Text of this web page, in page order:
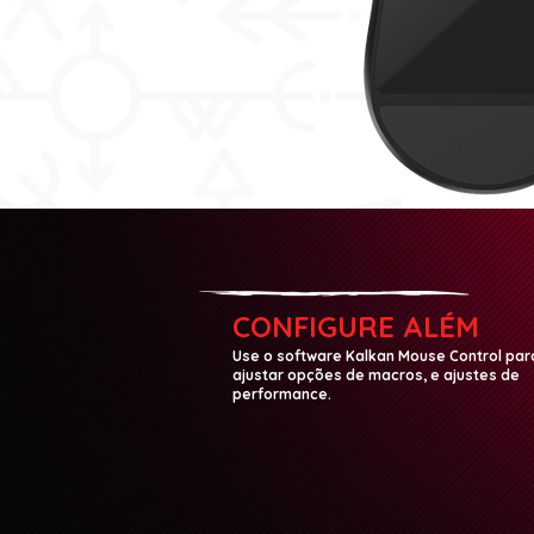
CONFIGURE ALÉM
Use o software Kalkan Mouse Control
ajustar opções de macros, e ajustes de
performance.